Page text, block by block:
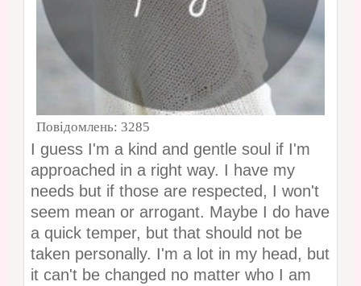
Повідомлень: 3285
I guess I'm a kind and gentle soul if I'm
approached in a right way. I have my
needs but if those are respected, I won't
seem mean or arrogant. Maybe I do have
a quick temper, but that should not be
taken personally. I'm a lot in my head, but
it can't be changed no matter who I am